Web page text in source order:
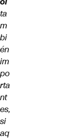
ta
m
bi
én
im
po
rta
nt
es,
si
aq